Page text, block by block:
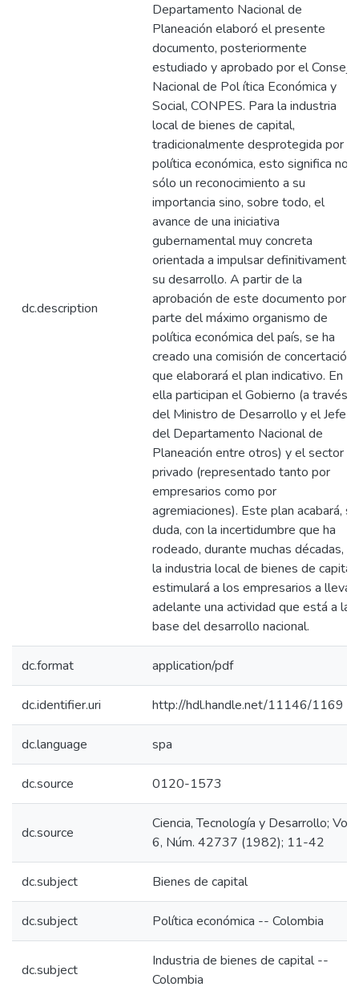
dc.description
Departamento Nacional de
Planeación elaboró el presente
documento, posteriormente
estudiado y aprobado por el Consejo
Nacional de Pol ítica Económica y
Social, CONPES. Para la industria
local de bienes de capital,
tradicionalmente desprotegida por la
política económica, esto significa no
sólo un reconocimiento a su
importancia sino, sobre todo, el
avance de una iniciativa
gubernamental muy concreta
orientada a impulsar definitivamente
su desarrollo. A partir de la
aprobación de este documento por
parte del máximo organismo de
política económica del país, se ha
creado una comisión de concertación
que elaborará el plan indicativo. En
ella participan el Gobierno (a través
del Ministro de Desarrollo y el Jefe
del Departamento Nacional de
Planeación entre otros) y el sector
privado (representado tanto por
empresarios como por
agremiaciones). Este plan acabará,
duda, con la incertidumbre que ha
rodeado, durante muchas décadas, a
la industria local de bienes de capital
estimulará a los empresarios a llevar
adelante una actividad que está a la
base del desarrollo nacional.
dc.format application/pdf
dc.identifier.uri http://hdl.handle.net/11146/1169
dc.language spa
dc.source 0120-1573
dc.source
Ciencia, Tecnología y Desarrollo; Vol.
6, Núm. 42737 (1982); 11-42
dc.subject Bienes de capital
dc.subject Política económica -- Colombia
dc.subject
Industria de bienes de capital --
Colombia